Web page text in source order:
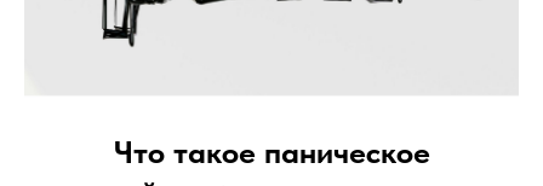
Что такое паническое